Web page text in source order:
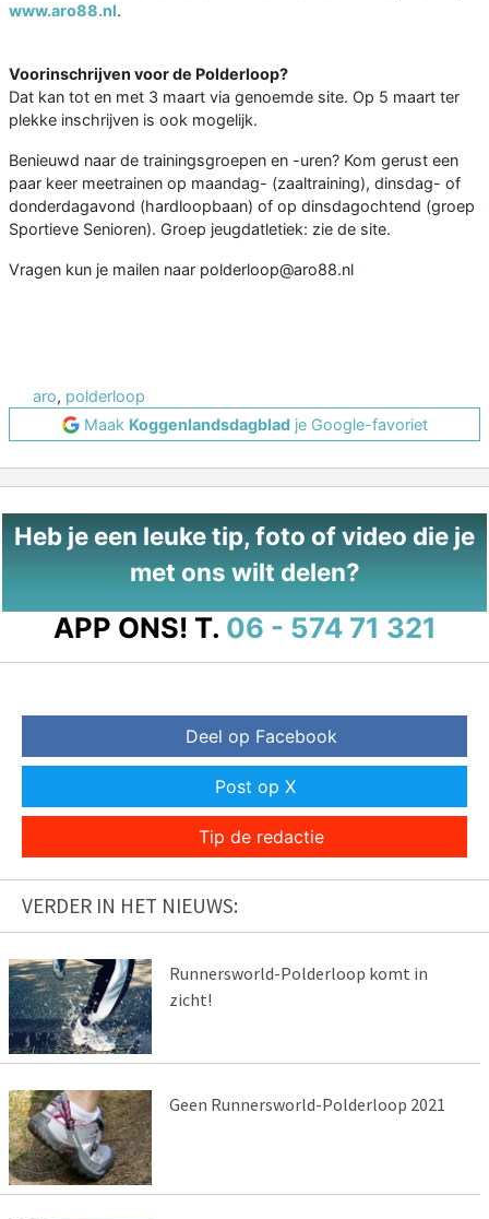
www.aro88.nl.
Voorinschrijven voor de Polderloop?
Dat kan tot en met 3 maart via genoemde site. Op 5 maart ter
plekke inschrijven is ook mogelijk.
Benieuwd naar de trainingsgroepen en -uren? Kom gerust een
paar keer meetrainen op maandag- (zaaltraining), dinsdag- of
donderdagavond (hardloopbaan) of op dinsdagochtend (groep
Sportieve Senioren). Groep jeugdatletiek: zie de site.
Vragen kun je mailen naar polderloop@aro88.nl
aro, polderloop
Maak Koggenlandsdagbladje Google-favoriet
Heb je een leuke tip, foto of video die je
met ons wilt delen?
APP ONS! T. 06 - 574 71 321
Deel op Facebook
Post op X
Tip de redactie
VERDER IN HET NIEUWS:
Runnersworld-Polderloop komt in
zicht!
Geen Runnersworld-Polderloop 2021